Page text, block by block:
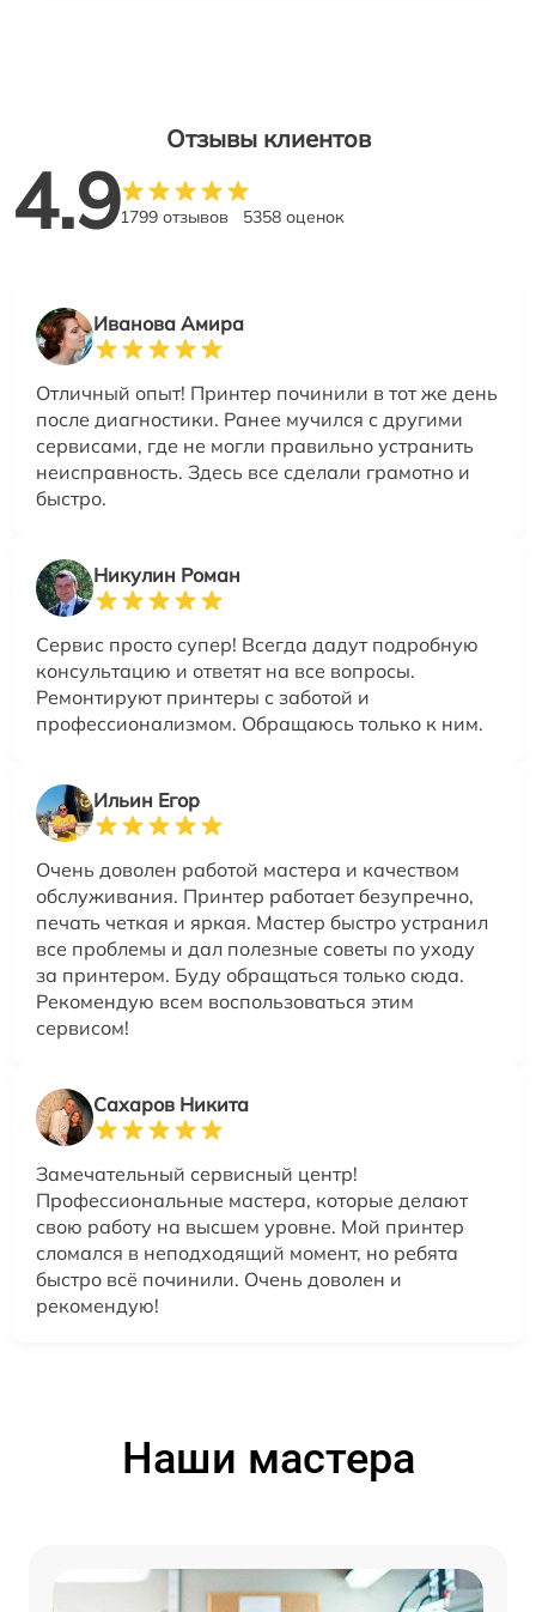
Отзывы клиентов
4.91799 отзывов 5358 оценок
Иванова Амира
Отличный опыт! Принтер починили в тот же день
после диагностики. Ранее мучился с другими
сервисами, где не могли правильно устранить
неисправность. Здесь все сделали грамотно и
быстро.
Никулин Роман
Сервис просто супер! Всегда дадут подробную
консультацию и ответят на все вопросы.
Ремонтируют принтеры с заботой и
профессионализмом. Обращаюсь только к ним.
Ильин Егор
Очень доволен работой мастера и качеством
обслуживания. Принтер работает безупречно,
печать четкая и яркая. Мастер быстро устранил
все проблемы и дал полезные советы по уходу
за принтером. Буду обращаться только сюда.
Рекомендую всем воспользоваться этим
сервисом!
Сахаров Никита
Замечательный сервисный центр!
Профессиональные мастера, которые делают
свою работу на высшем уровне. Мой принтер
сломался в неподходящий момент, но ребята
быстро всё починили. Очень доволен и
рекомендую!
Наши мастера